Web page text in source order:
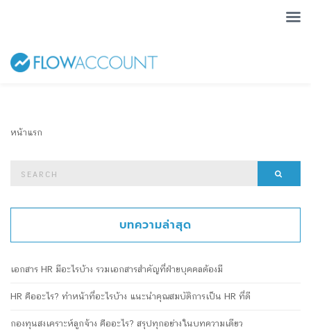
หน้าแรก
บทความล่าสุด
เอกสาร HR มีอะไรบ้าง รวมเอกสารสำคัญที่ฝ่ายบุคคลต้องมี
HR คืออะไร? ทำหน้าที่อะไรบ้าง แนะนำคุณสมบัติการเป็น HR ที่ดี
กองทุนสงเคราะห์ลูกจ้าง คืออะไร? สรุปทุกอย่างในบทความเดียว